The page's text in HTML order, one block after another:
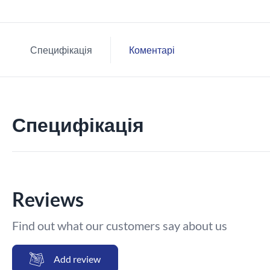
Специфікація Коментарі
Специфікація
Reviews
Find out what our customers say about us
Add review